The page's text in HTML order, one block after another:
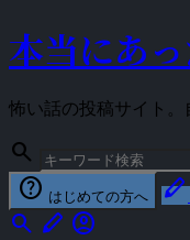
本当にあ
怖い話の投稿サイト。
search
help はじめての方へ stylus
search stylus account_circle